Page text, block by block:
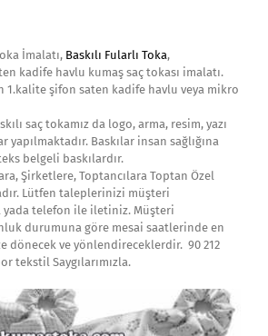
İmalatı, Baskılı Fularlı Toka,
kadife havlu kumaş saç tokası imalatı.
1.kalite şifon saten kadife havlu veya mikro
saç tokamız da logo, arma, resim, yazı
yapılmaktadır. Baskılar insan sağlığına
belgeli baskılardır.
Şirketlere, Toptancılara Toptan Özel
Lütfen taleplerinizi müşteri
telefon ile iletiniz. Müşteri
durumuna göre mesai saatlerinde en
dönecek ve yönlendireceklerdir. 90 212
tekstil Saygılarımızla.